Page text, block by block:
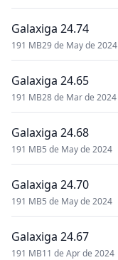
Galaxiga 24.74
191 MB29 de May de 2024
Galaxiga 24.65
191 MB28 de Mar de 2024
Galaxiga 24.68
191 MB5 de May de 2024
Galaxiga 24.70
191 MB5 de May de 2024
Galaxiga 24.67
191 MB11 de Apr de 2024